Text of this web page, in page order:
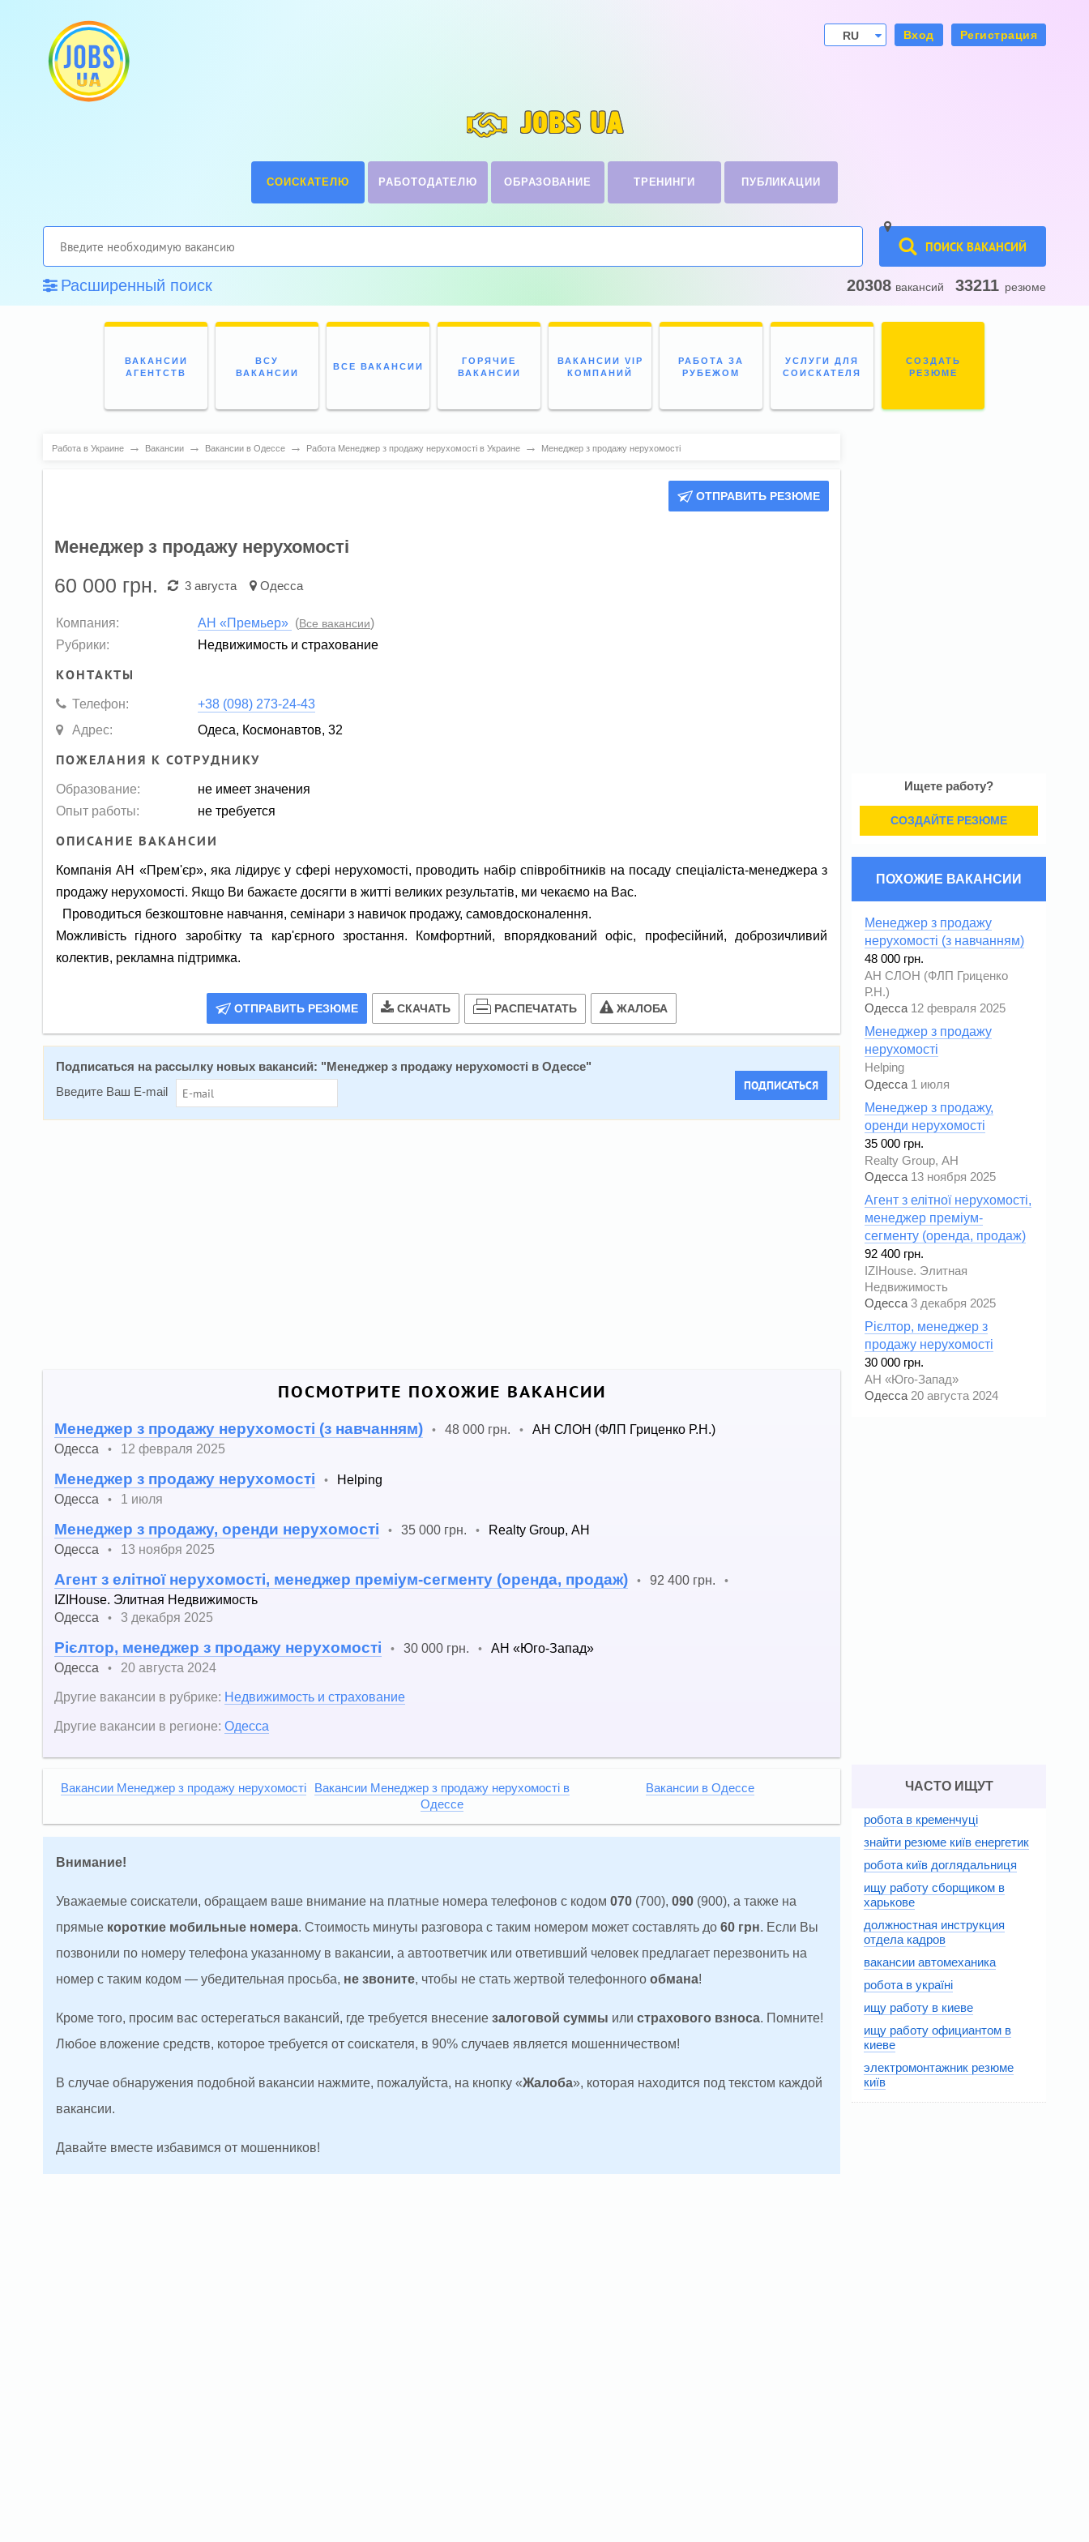
RU
Вход Регистрация
JOBS UA
СОИСКАТЕЛЮ РАБОТОДАТЕЛЮ ОБРАЗОВАНИЕ ТРЕНИНГИ ПУБЛИКАЦИИ
ПОИСК ВАКАНСИЙ
Расширенный поиск 20308 вакансий 33211 резюме
ВАКАНСИИ
АГЕНТСТВ
ВСУ
ВАКАНСИИ
ВСЕ ВАКАНСИИ
ГОРЯЧИЕ
ВАКАНСИИ
ВАКАНСИИ VIP
КОМПАНИЙ
РАБОТА ЗА
РУБЕЖОМ
УСЛУГИ ДЛЯ
СОИСКАТЕЛЯ
СОЗДАТЬ
РЕЗЮМЕ
Работа в Украине → Вакансии → Вакансии в Одессе → Работа Менеджер з продажу нерухомості в Украине → Менеджер з продажу нерухомості
ОТПРАВИТЬ РЕЗЮМЕ
Менеджер з продажу нерухомості
60 000 грн. 3 августа Одесса
Компания: АН «Премьер» (Все вакансии)
Рубрики:
Недвижимость и страхование
КОНТАКТЫ
Телефон:
+38 (098) 273-24-43
Адрес:
Одеса, Космонавтов, 32
ПОЖЕЛАНИЯ К СОТРУДНИКУ
Образование:
не имеет значения
Опыт работы:
не требуется
ОПИСАНИЕ ВАКАНСИИ
Компанія АН «Прем'єр», яка лідирує у сфері нерухомості, проводить набір співробітників на посаду спеціаліста-менеджера з
продажу нерухомості. Якщо Ви бажаєте досягти в житті великих результатів, ми чекаємо на Вас.
Проводиться безкоштовне навчання, семінари з навичок продажу, самовдосконалення.
Можливість гідного заробітку та кар'єрного зростання. Комфортний, впорядкований офіс, професійний, доброзичливий
колектив, рекламна підтримка.
ОТПРАВИТЬ РЕЗЮМЕ СКАЧАТЬ РАСПЕЧАТАТЬ ЖАЛОБА
Подписаться на расcылку новых вакансий: " Менеджер з продажу нерухомості в Одессе"
Введите Ваш E-mail
ПОДПИСАТЬСЯ
ПОСМОТРИТЕ ПОХОЖИЕ ВАКАНСИИ
Менеджер з продажу нерухомості (з навчанням) • 48 000 грн. •
АН СЛОН (ФЛП Гриценко Р.Н.)
Одесса
• 12 февраля 2025
Менеджер з продажу нерухомості •
Helping
Одесса
• 1 июля
Менеджер з продажу, оренди нерухомості • 35 000 грн. •
Realty Group, АН
Одесса
• 13 ноября 2025
Агент з елітної нерухомості, менеджер преміум-сегменту (оренда, продаж) • 92 400 грн. •
IZIHouse. Элитная Недвижимость
Одесса
• 3 декабря 2025
Рієлтор, менеджер з продажу нерухомості • 30 000 грн. •
АН «Юго-Запад»
Одесса
•
20 августа 2024
Другие вакансии в рубрике: Недвижимость и страхование
Другие вакансии в регионе: Одесса
Вакансии Менеджер з продажу нерухомості
Вакансии Менеджер з продажу нерухомості в
Одессе
Вакансии в Одессе
Внимание!
Уважаемые соискатели, обращаем ваше внимание на платные номера телефонов с кодом 070 (700), 090 (900), а также на
прямые короткие мобильные номера. Стоимость минуты разговора с таким номером может составлять до 60 грн. Если Вы
позвонили по номеру телефона указанному в вакансии, а автоответчик или ответивший человек предлагает перезвонить на
номер с таким кодом — убедительная просьба, не звоните, чтобы не стать жертвой телефонного обмана!
Кроме того, просим вас остерегаться вакансий, где требуется внесение залоговой суммы или страхового взноса. Помните!
Любое вложение средств, которое требуется от соискателя, в 90% случаев является мошенничеством!
В случае обнаружения подобной вакансии нажмите, пожалуйста, на кнопку «Жалоба», которая находится под текстом каждой
вакансии.
Давайте вместе избавимся от мошенников!
Ищете работу?
СОЗДАЙТЕ РЕЗЮМЕ
ПОХОЖИЕ ВАКАНСИИ
Менеджер з продажу
нерухомості (з навчанням)
48 000 грн.
АН СЛОН (ФЛП Гриценко
Р.Н.)
Одесса 12 февраля 2025
Менеджер з продажу
нерухомості
Helping
Одесса 1 июля
Менеджер з продажу,
оренди нерухомості
35 000 грн.
Realty Group, АН
Одесса 13 ноября 2025
Агент з елітної нерухомості,
менеджер преміум-
сегменту (оренда, продаж)
92 400 грн.
IZIHouse. Элитная
Недвижимость
Одесса 3 декабря 2025
Рієлтор, менеджер з
продажу нерухомості
30 000 грн.
АН «Юго-Запад»
Одесса 20 августа 2024
ЧАСТО ИЩУТ
робота в кременчуці
знайти резюме київ енергетик
робота київ доглядальниця
ищу работу сборщиком в
харькове
должностная инструкция
отдела кадров
вакансии автомеханика
робота в україні
ищу работу в киеве
ищу работу официантом в
киеве
электромонтажник резюме
київ